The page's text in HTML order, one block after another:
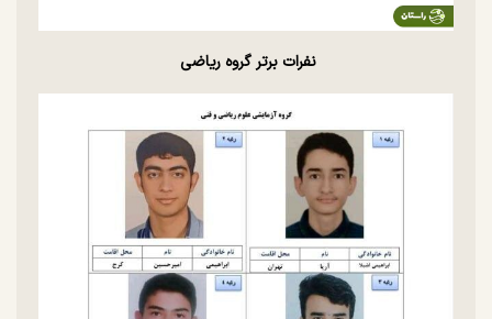
نفرات برتر گروه ریاضی